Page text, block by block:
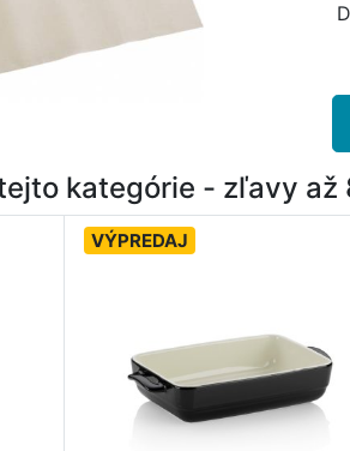
kategórie - zľavy až
VÝPREDAJ